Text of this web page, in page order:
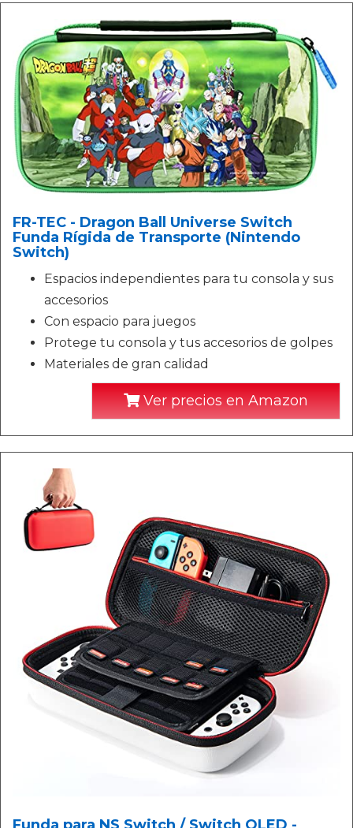
FR-TEC - Dragon Ball Universe Switch
Funda Rígida de Transporte (Nintendo
Switch)
Espacios independientes para tu consola y sus
accesorios
Con espacio para juegos
Protege tu consola y tus accesorios de golpes
Materiales de gran calidad
Ver precios en Amazon